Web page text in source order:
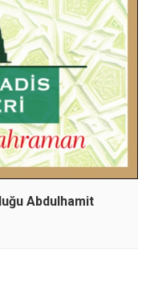
Abdulhamit